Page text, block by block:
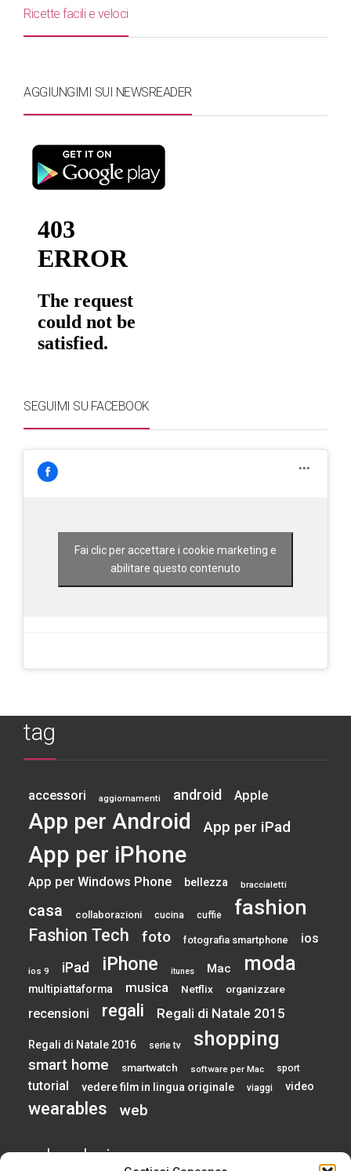
Ricette facili e veloci
AGGIUNGIMI SUI NEWSREADER
SEGUIMI SU FACEBOOK
Fai clic per accettare i cookie marketing e
abilitare questo contenuto
tag
accessori aggiornamenti android Apple
App per Android App per iPad
App per iPhone
App per Windows Phone bellezza braccialetti
casa collaborazioni cucina cuffie fashion
Fashion Tech foto fotografia smartphone ios
ios 9 iPad iPhone itunes Mac moda
multipiattaforma musica Netflix organizzare
recensioni regali Regali di Natale 2015
Regali di Natale 2016 serie tv shopping
smart home smartwatch software per Mac sport
tutorial vedere film in lingua originale viaggi video
wearables web
calendario